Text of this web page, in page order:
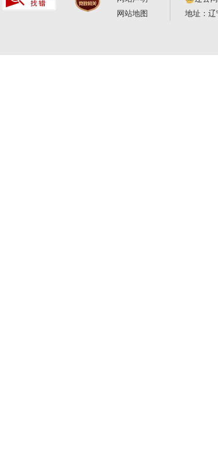
网站地图
地址：辽